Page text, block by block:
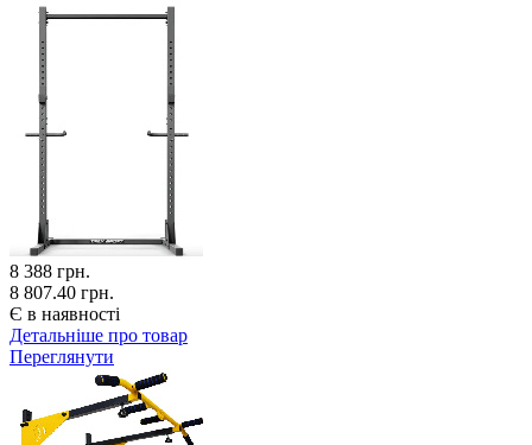
8 388 грн.
8 807.40 грн.
Є в наявності
Детальніше про товар
Переглянути